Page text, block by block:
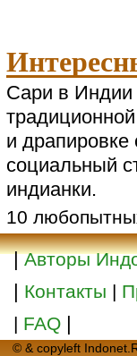
Сари в Индии
и драпировке
социальный
индианки.
10
|Авторы
Контакты
FAQ
© & copyleft